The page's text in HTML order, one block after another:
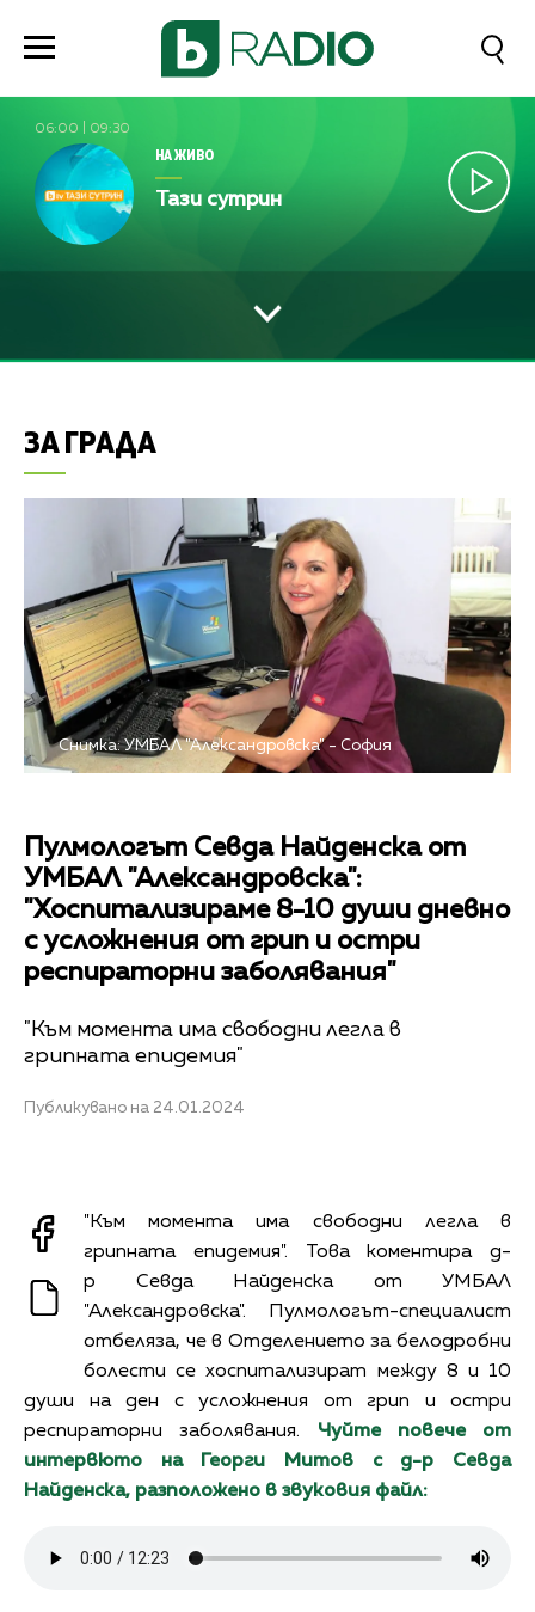
06:00 09:30
НА ЖИВО
Тази сутрин
ЗА ГРАДА
Снимка: УМБАЛ "Александровска" - София
Пулмологът Севда Найденска от
УМБАЛ "Александровска":
"Хоспитализираме 8-10 души дневно
с усложнения от грип и остри
респираторни заболявания"
"Към момента има свободни легла в
грипната епидемия"
Публикувано на 24.01.2024
"Към момента има свободни легла в
грипната епидемия". Това коментира д-
р Севда Найденска от УМБАЛ
"Александровска". Пулмологът-специалист
отбеляза, че в Отделението за белодробни
болести се хоспитализират между 8 и 10
души на ден с усложнения от грип и остри
респираторни заболявания. Чуйте повече от
интервюто на Георги Митов с д-р Севда
Найденска, разположено в звуковия файл: